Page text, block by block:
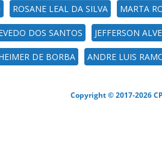
ROSANE LEAL DA SILVA MARTA
DOS SANTOS JEFFERSON
DE BORBA ANDRE LUIS
Copyright © 2017-2026